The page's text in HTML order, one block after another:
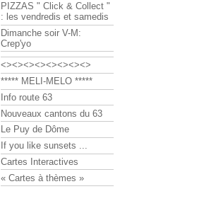
PIZZAS " Click & Collect "
: les vendredis et samedis
Dimanche soir V-M:
Crep'yo
<><><><><><><><>
***** MELI-MELO *****
Info route 63
Nouveaux cantons du 63
Le Puy de Dôme
If you like sunsets ...
Cartes Interactives
« Cartes à thèmes »